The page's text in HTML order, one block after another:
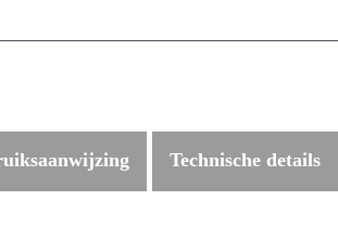
Technische details